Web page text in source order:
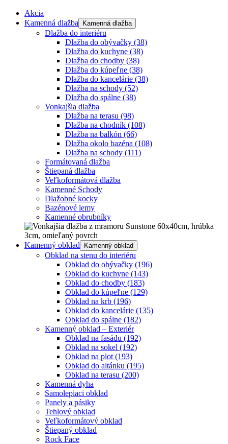
Akcia
Kamenná dlažba
Kamenná dlažba
Dlažba do interiéru
Dlažba do obývačky (38)
Dlažba do kuchyne (38)
Dlažba do chodby (38)
Dlažba do kúpeľne (38)
Dlažba do kancelárie (38)
Dlažba na schody (52)
Dlažba do spálne (38)
Vonkajšia dlažba
Dlažba na terasu (98)
Dlažba na chodník (108)
Dlažba na balkón (66)
Dlažba okolo bazéna (108)
Dlažba na schody (111)
Formátovaná dlažba
Štiepaná dlažba
Veľkoformátová dlažba
Kamenné Schody
Dlažobné kocky
Bazénové lemy
Kamenné obrubníky
Kamenný obklad Kamenný obklad
Obklad na stenu do interiéru
Obklad do obývačky (196)
Obklad do kuchyne (143)
Obklad do chodby (183)
Obklad do kúpeľne (129)
Obklad na krb (196)
Obklad do kancelárie (135)
Obklad do spálne (182)
Kamenný obklad – Exteriér
Obklad na fasádu (192)
Obklad na sokel (192)
Obklad na plot (193)
Obklad do altánku (195)
Obklad na terasu (200)
Kamenná dyha
Samolepiaci obklad
Panely a pásiky
Tehlový obklad
Veľkoformátový obklad
Štiepaný obklad
Rock Face